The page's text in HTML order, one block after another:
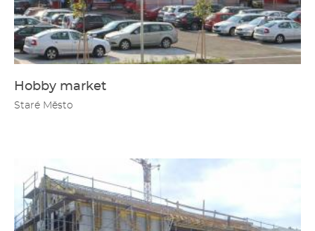
Hobby market
Staré Město